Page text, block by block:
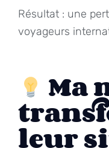
Résultat : une
voyageurs
Ma
leur